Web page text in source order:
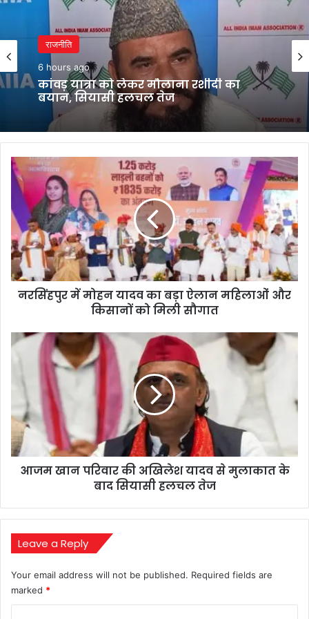
राजनीति
6 hours ago
कांवड़ यात्रा को लेकर मौलाना रशीदी का
बयान, सियासी हलचल तेज
नरसिंहपुर
में
मोहन
यादव
का
बड़ा
ऐलान
महिलाओं
और
किसानों
सौगात
नरसिंहपुर में मोहन यादव का बड़ा ऐलान महिलाओं और
किसानों को मिली सौगात
आजम
अखिलेश
यादव
मुलाकात
के
बादआजम खान परिवार की अखिलेश यादव से मुलाकात के
बाद सियासी हलचल तेज
Leave a Reply
Your email address will not be published. Required fields are
marked *